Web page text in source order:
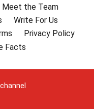
Meet the Team
Write For Us
Privacy Policy
Facts